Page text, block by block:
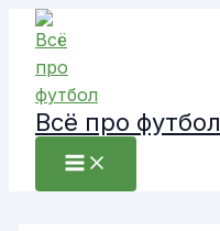
Перейти
содержимому
Всё про футбол